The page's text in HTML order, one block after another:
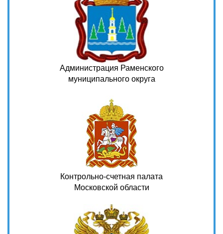
Администрация Раменского
муниципального округа
Контрольно-счетная палата
Московской области